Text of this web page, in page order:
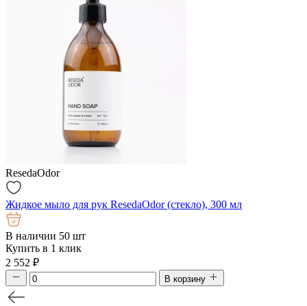
ResedaOdor
Жидкое мыло для рук ResedaOdor (стекло), 300 мл
В наличии 50 шт
Купить в 1 клик
2 552 ₽
В корзину